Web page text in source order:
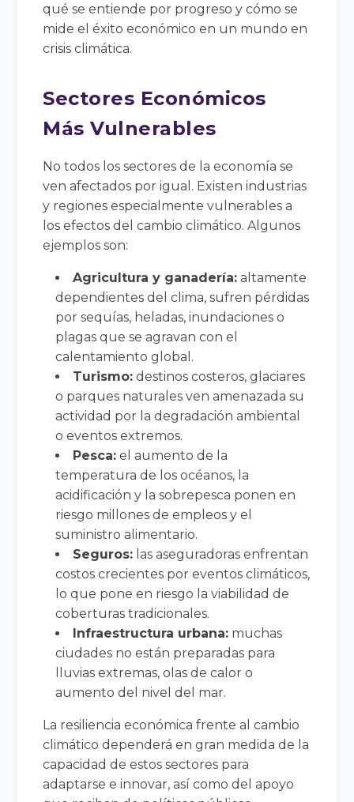
qué se entiende por progreso y cómo se
mide el éxito económico en un mundo en
crisis climática.
Sectores Económicos
Más Vulnerables
No todos los sectores de la economía se
ven afectados por igual. Existen industrias
y regiones especialmente vulnerables a
los efectos del cambio climático. Algunos
ejemplos son:
Agricultura y ganadería: altamente
dependientes del clima, sufren pérdidas
por sequías, heladas, inundaciones o
plagas que se agravan con el
calentamiento global.
Turismo: destinos costeros, glaciares
o parques naturales ven amenazada su
actividad por la degradación ambiental
o eventos extremos.
Pesca: el aumento de la
temperatura de los océanos, la
acidificación y la sobrepesca ponen en
riesgo millones de empleos y el
suministro alimentario.
Seguros: las aseguradoras enfrentan
costos crecientes por eventos climáticos,
lo que pone en riesgo la viabilidad de
coberturas tradicionales.
Infraestructura urbana: muchas
ciudades no están preparadas para
lluvias extremas, olas de calor o
aumento del nivel del mar.
La resiliencia económica frente al cambio
climático dependerá en gran medida de la
capacidad de estos sectores para
adaptarse e innovar, así como del apoyo